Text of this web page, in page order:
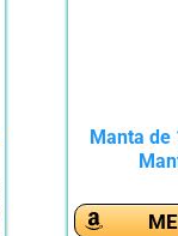
Manta de